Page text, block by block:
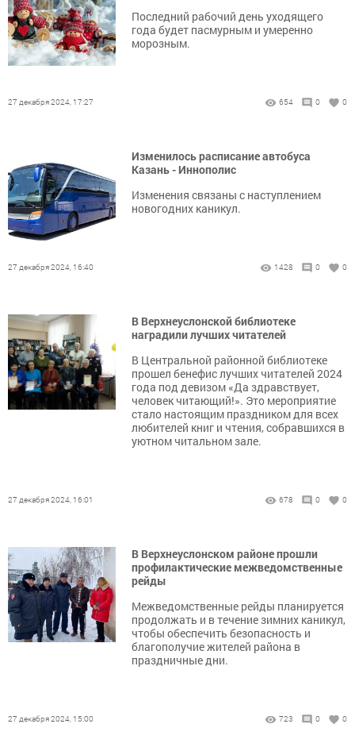
Последний рабочий день уходящего
года будет пасмурным и умеренно
морозным.
27 декабря 2024, 17:27 654 0 0
Изменилось расписание автобуса
Казань - Иннополис
Изменения связаны с наступлением
новогодних каникул.
27 декабря 2024, 16:40 1428 0 0
В Верхнеуслонской библиотеке
наградили лучших читателей
В Центральной районной библиотеке
прошел бенефис лучших читателей 2024
года под девизом «Да здравствует,
человек читающий!». Это мероприятие
стало настоящим праздником для всех
любителей книг и чтения, собравшихся в
уютном читальном зале.
27 декабря 2024, 16:01 678 0 0
В Верхнеуслонском районе прошли
профилактические межведомственные
рейды
Межведомственные рейды планируется
продолжать и в течение зимних каникул,
чтобы обеспечить безопасность и
благополучие жителей района в
праздничные дни.
27 декабря 2024, 15:00 723 0 0